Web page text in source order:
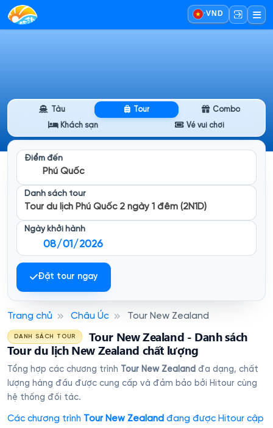
·VND
Tàu Tour Combo
Khách sạn Vé vui chơi
Điểm đến
Phú Quốc
Danh sách tour
Tour du lịch Phú Quốc 2 ngày 1 đêm (2N1D)
Ngày khởi hành
Đặt tour ngay
Trang chủ Châu Úc Tour New Zealand
DANH SÁCH TOUR
Tour New Zealand - Danh sách
Tour du lịch New Zealand chất lượng
Tổng hợp các chương trình Tour New Zealand đa dạng, chất
lượng hàng đầu được cung cấp và đảm bảo bởi Hitour cùng
hệ thống đối tác.
Các chương trình Tour New Zealand đang được Hitour cập